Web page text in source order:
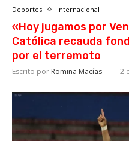
Deportes Internacional
«Hoy jugamos por
Católica recauda
por el terremoto
Escrito por Romina Macías 2